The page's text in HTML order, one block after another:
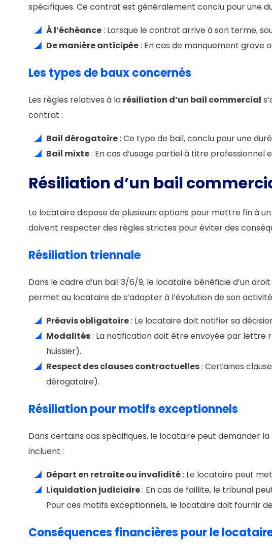
spécifiques. Ce contrat est généralement conclu pour une
À l’échéance: Lorsque le contrat arrive à son terme,
De manière anticipée: En cas de manquement grave
Les types de baux concernés
Les règles relatives à la résiliation d’un bail commercial
contrat :
Bail dérogatoire: Ce type de bail, conclu pour une
Bail mixte: En cas d’usage partiel à titre
Résiliation d’un bail
Le locataire dispose de plusieurs options pour mettre fin à
doivent respecter des règles strictes pour éviter des
Résiliation triennale
Dans le cadre d’un bail 3/6/9, le locataire bénéficie d’un
permet au locataire de s’adapter à l’évolution de son
Préavis obligatoire: Le locataire doit notifier sa
Modalités: La notification doit être envoyée par lettre
huissier).
Respect des clauses contractuelles: Certaines
dérogatoire).
Résiliation pour motifs exceptionnels
Dans certains cas spécifiques, le locataire peut demander la
incluent :
Départ en retraite ou invalidité: Le locataire peut
Liquidation judiciaire: En cas de faillite, le tribunal
Pour ces motifs exceptionnels, le locataire doit fournir
Conséquences financières pour le